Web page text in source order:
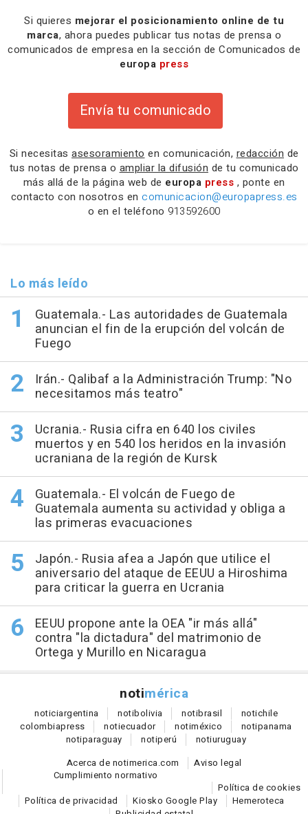
Si quieres mejorar el posicionamiento online de tu
marca, ahora puedes publicar tus notas de prensa o
comunicados de empresa en la sección de Comunicados de
europa press
Envía tu comunicado
Si necesitas asesoramiento en comunicación, redacción de
tus notas de prensa o ampliar la difusión de tu comunicado
más allá de la página web de europa press , ponte en
contacto con nosotros en comunicacion@europapress.es
o en el teléfono 913592600
Lo más leído
Guatemala.- Las autoridades de Guatemala
anuncian el fin de la erupción del volcán de
Fuego
Irán.- Qalibaf a la Administración Trump: "No
necesitamos más teatro"
Ucrania.- Rusia cifra en 640 los civiles
muertos y en 540 los heridos en la invasión
ucraniana de la región de Kursk
Guatemala.- El volcán de Fuego de
Guatemala aumenta su actividad y obliga a
las primeras evacuaciones
Japón.- Rusia afea a Japón que utilice el
aniversario del ataque de EEUU a Hiroshima
para criticar la guerra en Ucrania
EEUU propone ante la OEA "ir más allá"
contra "la dictadura" del matrimonio de
Ortega y Murillo en Nicaragua
notimérica
noticiargentina notibolivia notibrasil notichile
colombiapress notiecuador notiméxico notipanama
notiparaguay notiperú notiuruguay
Acerca de notimerica.com
Aviso legal
Cumplimiento normativo
Política de cookies
Política de privacidad
Kiosko Google Play
Hemeroteca